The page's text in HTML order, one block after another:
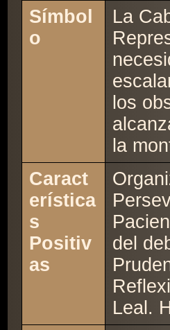
Símbol
o
La
los
la
Caract
erística
s
Positiv
as
del
Leal.